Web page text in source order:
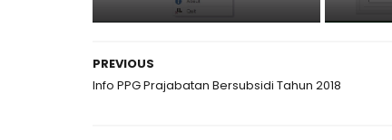
PREVIOUS
Info PPG Prajabatan Bersubsidi Tahun 2018